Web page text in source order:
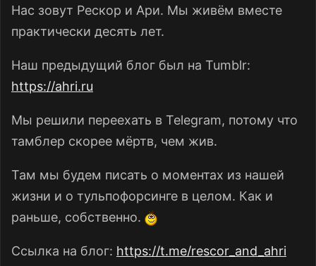
Нас зовут Рескор и Ари. Мы живём вместе
практически десять лет.
Наш предыдущий блог был на Tumblr:
https://ahri.ru
Мы решили переехать в Telegram, потому что
тамблер скорее мёртв, чем жив.
Там мы будем писать о моментах из нашей
жизни и о тульпофорсинге в целом. Как и
раньше, собственно.
Ссылка на блог: https://t.me/rescor_and_ahri